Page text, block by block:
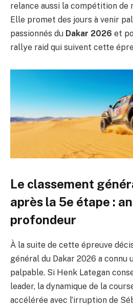
relance aussi la compétition de
Elle promet des jours à venir
passionnés du Dakar 2026 et
rallye raid qui suivent cette
Le classement
après la 5e étape :
profondeur
À la suite de cette épreuve
général du Dakar 2026 a connu
palpable. Si Henk Lategan
leader, la dynamique de la
accélérée avec l’irruption de